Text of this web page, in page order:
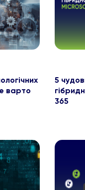
варто
5
365